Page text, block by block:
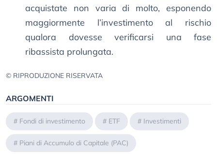
acquistate non varia di molto, esponendo
maggiormente l’investimento al rischio
qualora dovesse verificarsi una fase
ribassista prolungata.
© RIPRODUZIONE RISERVATA
ARGOMENTI
# Fondi di investimento # ETF # Investimenti
# Piani di Accumulo di Capitale (PAC)